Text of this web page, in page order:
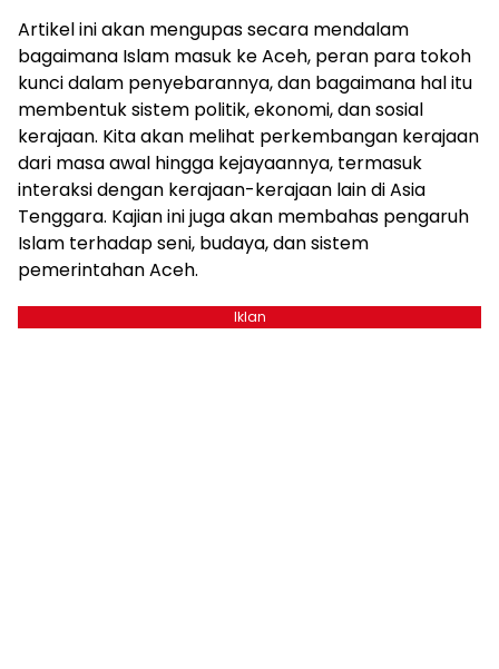
Artikel ini akan mengupas secara mendalam
bagaimana Islam masuk ke Aceh, peran para tokoh
kunci dalam penyebarannya, dan bagaimana hal itu
membentuk sistem politik, ekonomi, dan sosial
kerajaan. Kita akan melihat perkembangan kerajaan
dari masa awal hingga kejayaannya, termasuk
interaksi dengan kerajaan-kerajaan lain di Asia
Tenggara. Kajian ini juga akan membahas pengaruh
Islam terhadap seni, budaya, dan sistem
pemerintahan Aceh.
Iklan